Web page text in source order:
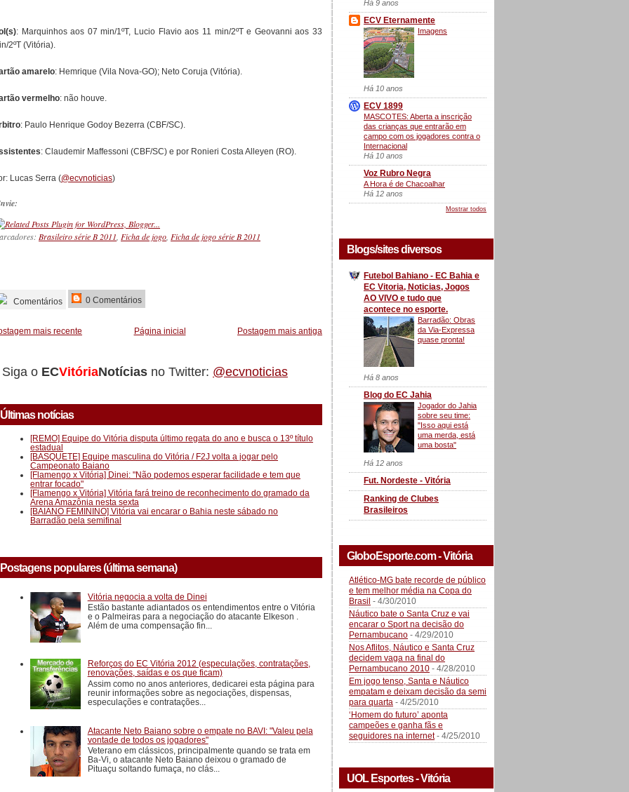
: Marquinhos aos 07 min/1ºT, Lucio Flavio aos 11 min/2ºT e Geovanni aos 33
2ºT (Vitória).
amarelo: Hemrique (Vila Nova-GO); Neto Coruja (Vitória).
vermelho: não houve.
: Paulo Henrique Godoy Bezerra (CBF/SC).
: Claudemir Maffessoni (CBF/SC) e por Ronieri Costa Alleyen (RO).
Lucas Serra (@ecvnoticias)
Brasileiro série B 2011, Ficha de jogo, Ficha de jogo série B 2011
Comentários 0 Comentários
mais recente Postagem mais antiga
Página inicial
Siga o ECVitóriaNotícias no Twitter: @ecvnoticias
Últimas notícias
[REMO] Equipe do Vitória disputa último regata do ano e busca o 13º título
estadual
[BASQUETE] Equipe masculina do Vitória / F2J volta a jogar pelo
Campeonato Baiano
[Flamengo x Vitória] Dinei: "Não podemos esperar facilidade e tem que
entrar focado"
[Flamengo x Vitória] Vitória fará treino de reconhecimento do gramado da
Arena Amazônia nesta sexta
[BAIANO FEMININO] Vitória vai encarar o Bahia neste sábado no
Barradão pela semifinal
Postagens populares (última semana)
Vitória negocia a volta de Dinei
Estão bastante adiantados os entendimentos entre o Vitória
e o Palmeiras para a negociação do atacante Elkeson .
Além de uma compensação fin...
Reforços do EC Vitória 2012 (especulações, contratações,
renovações, saídas e os que ficam)
Assim como no anos anteriores, dedicarei esta página para
reunir informações sobre as negociações, dispensas,
especulações e contratações...
Atacante Neto Baiano sobre o empate no BAVI: "Valeu pela
vontade de todos os jogadores"
Veterano em clássicos, principalmente quando se trata em
Ba-Vi, o atacante Neto Baiano deixou o gramado de
Pituaçu soltando fumaça, no clás...
Há 9 anos
ECV Eternamente
Imagens
Há 10 anos
ECV 1899
MASCOTES: Aberta a inscrição
das crianças que entrarão em
campo com os jogadores contra o
Internacional
Há 10 anos
Voz Rubro Negra
A Hora é de Chacoalhar
Há 12 anos
Mostrar todos
Blogs/sites diversos
Futebol Bahiano - EC Bahia e
EC Vitoria, Noticias, Jogos
AO VIVO e tudo que
acontece no esporte.
Barradão: Obras
da Via-Expressa
quase pronta!
Há 8 anos
Blog do EC Jahia
Jogador do Jahia
sobre seu time:
"Isso aqui está
uma merda, está
uma bosta"
Há 12 anos
Fut. Nordeste - Vitória
Ranking de Clubes
Brasileiros
GloboEsporte.com - Vitória
Atlético-MG bate recorde de público
e tem melhor média na Copa do
Brasil - 4/30/2010
Náutico bate o Santa Cruz e vai
encarar o Sport na decisão do
Pernambucano - 4/29/2010
Nos Aflitos, Náutico e Santa Cruz
decidem vaga na final do
Pernambucano 2010 - 4/28/2010
Em jogo tenso, Santa e Náutico
empatam e deixam decisão da semi
para quarta - 4/25/2010
‘Homem do futuro’ aponta
campeões e ganha fãs e
seguidores na internet- 4/25/2010
UOL Esportes - Vitória